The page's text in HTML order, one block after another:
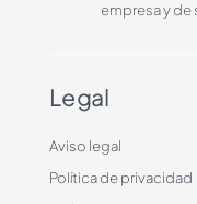
empresa y de
Legal
Aviso legal
Política de privacidad